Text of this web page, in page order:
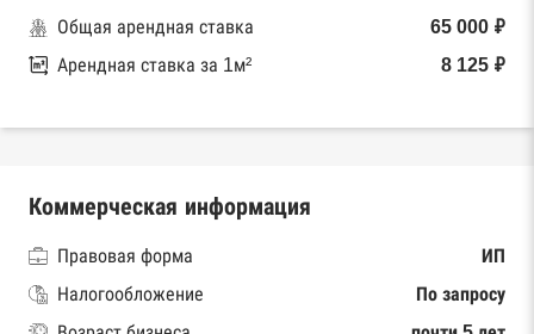
Общая арендная ставка
65 000 ₽
Арендная ставка за 1м²
8 125 ₽
Коммерческая информация
Правовая форма
ИП
Налогообложение
По запросу